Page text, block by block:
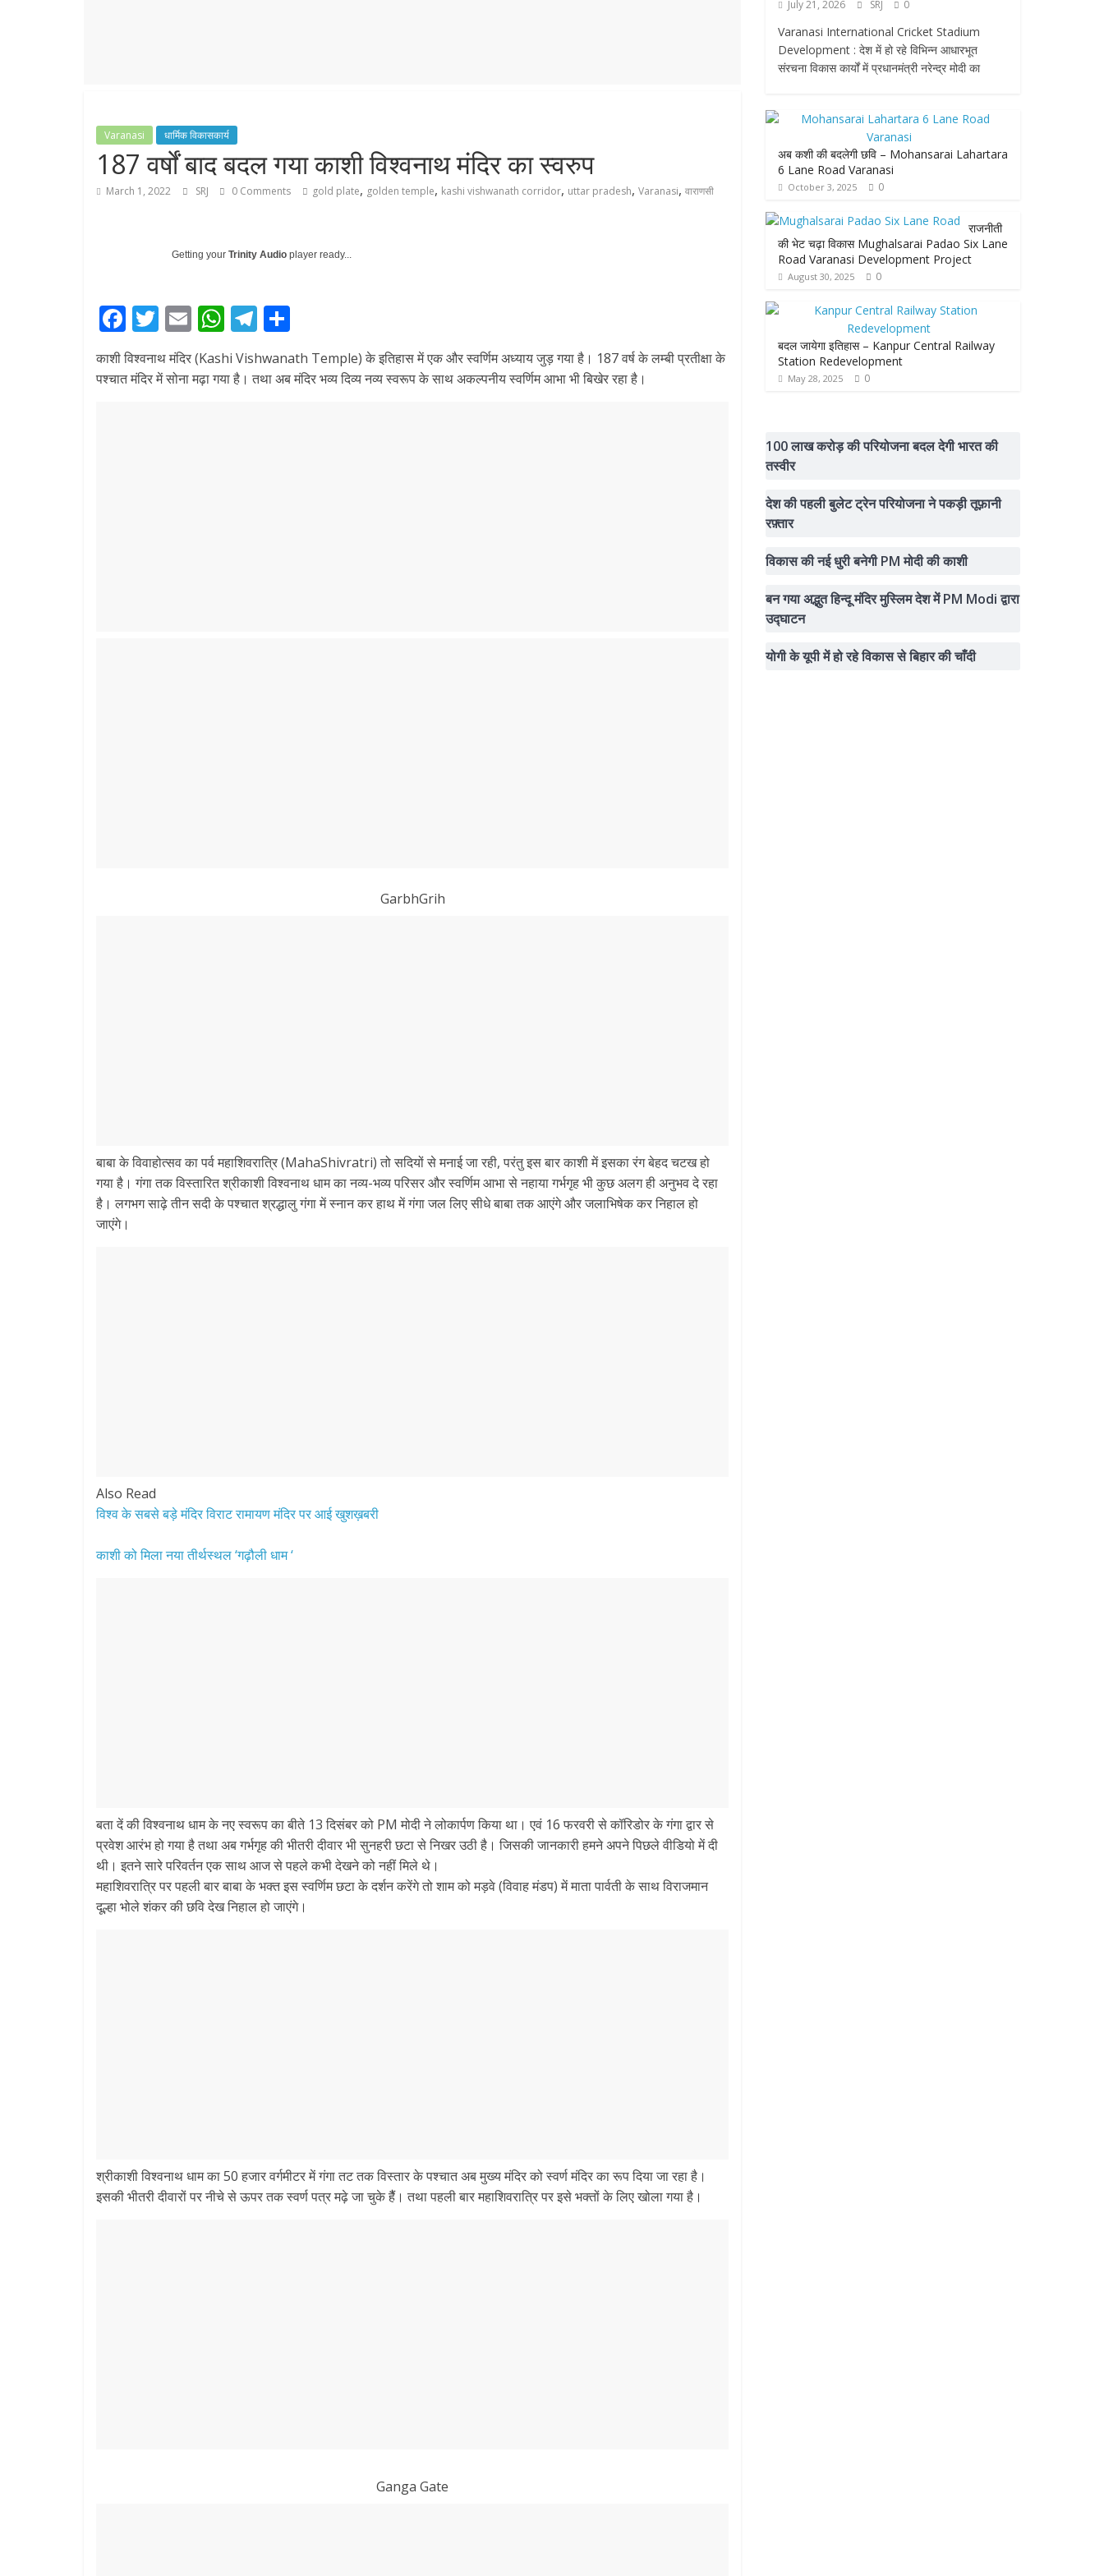
Varanasi धार्मिक विकासकार्य
187 वर्षों बाद बदल गया काशी विश्वनाथ मंदिर का स्वरुप
March 1, 2022 SRJ 0 Comments gold plate, golden temple, kashi vishwanath corridor, uttar pradesh, Varanasi, वाराणसी
Getting your Trinity Audio player ready...
F
ac
e
T
w
itt
E
m
ai
W
h
at
T
e
h
ar
काशी विश्वनाथ मंदिर (Kashi Vishwanath Temple) के इतिहास में एक और स्वर्णिम अध्याय जुड़ गया है। 187 वर्ष के लम्बी प्रतीक्षा के
पश्चात मंदिर में सोना मढ़ा गया है। तथा अब मंदिर भव्य दिव्य नव्य स्वरूप के साथ अकल्पनीय स्वर्णिम आभा भी बिखेर रहा है।
GarbhGrih
बाबा के विवाहोत्सव का पर्व महाशिवरात्रि (MahaShivratri) तो सदियों से मनाई जा रही, परंतु इस बार काशी में इसका रंग बेहद चटख हो
गया है। गंगा तक विस्तारित श्रीकाशी विश्वनाथ धाम का नव्य-भव्य परिसर और स्वर्णिम आभा से नहाया गर्भगृह भी कुछ अलग ही अनुभव दे रहा
है। लगभग साढ़े तीन सदी के पश्चात श्रद्धालु गंगा में स्नान कर हाथ में गंगा जल लिए सीधे बाबा तक आएंगे और जलाभिषेक कर निहाल हो
जाएंगे।
Also Read
विश्व के सबसे बड़े मंदिर विराट रामायण मंदिर पर आई खुशख़बरी
काशी को मिला नया तीर्थस्थल ‘गढ़ौली धाम ‘
बता दें की विश्वनाथ धाम के नए स्वरूप का बीते 13 दिसंबर को PM मोदी ने लोकार्पण किया था। एवं 16 फरवरी से कॉरिडोर के गंगा द्वार से
प्रवेश आरंभ हो गया है तथा अब गर्भगृह की भीतरी दीवार भी सुनहरी छटा से निखर उठी है। जिसकी जानकारी हमने अपने पिछले वीडियो में दी
थी। इतने सारे परिवर्तन एक साथ आज से पहले कभी देखने को नहीं मिले थे।
महाशिवरात्रि पर पहली बार बाबा के भक्त इस स्वर्णिम छटा के दर्शन करेंगे तो शाम को मड़वे (विवाह मंडप) में माता पार्वती के साथ विराजमान
दूल्हा भोले शंकर की छवि देख निहाल हो जाएंगे।
श्रीकाशी विश्वनाथ धाम का 50 हजार वर्गमीटर में गंगा तट तक विस्तार के पश्चात अब मुख्य मंदिर को स्वर्ण मंदिर का रूप दिया जा रहा है।
इसकी भीतरी दीवारों पर नीचे से ऊपर तक स्वर्ण पत्र मढ़े जा चुके हैैं। तथा पहली बार महाशिवरात्रि पर इसे भक्तों के लिए खोला गया है।
Ganga Gate
July 21, 2026 SRJ 0
Varanasi International Cricket Stadium
Development : देश में हो रहे विभिन्न आधारभूत
संरचना विकास कार्यों में प्रधानमंत्री नरेन्द्र मोदी का
अब कशी की बदलेगी छवि – Mohansarai Lahartara
6 Lane Road Varanasi
October 3, 2025 0
राजनीती
की भेट चढ़ा विकास Mughalsarai Padao Six Lane
Road Varanasi Development Project
August 30, 2025 0
बदल जायेगा इतिहास – Kanpur Central Railway
Station Redevelopment
May 28, 2025 0
100 लाख करोड़ की परियोजना बदल देगी भारत की
तस्वीर
देश की पहली बुलेट ट्रेन परियोजना ने पकड़ी तूफ़ानी
रफ़्तार
विकास की नई धुरी बनेगी PM मोदी की काशी
बन गया अद्भुत हिन्दू मंदिर मुस्लिम देश में PM Modi द्वारा
उद्घाटन
योगी के यूपी में हो रहे विकास से बिहार की चाँदी